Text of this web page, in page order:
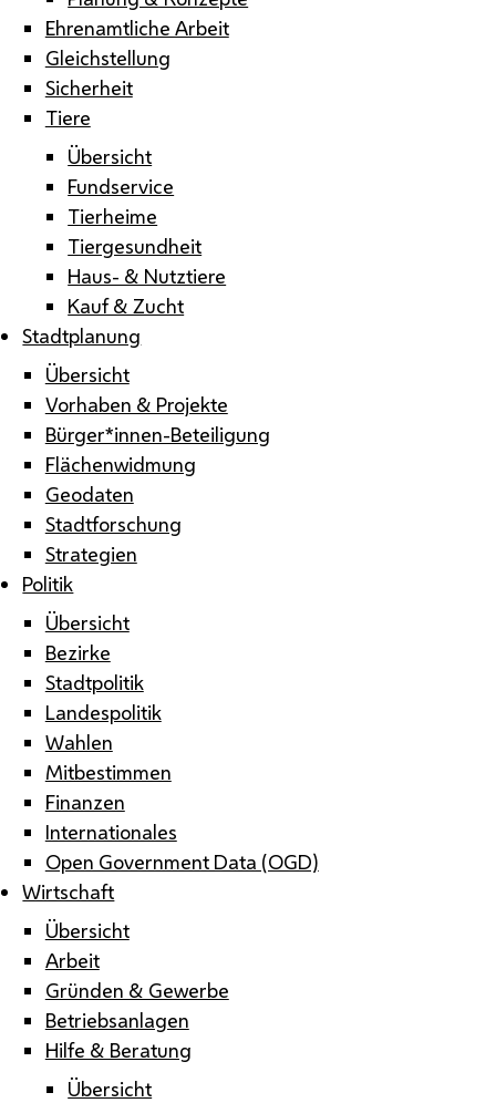
Ehrenamtliche Arbeit
Gleichstellung
Sicherheit
Tiere
Übersicht
Fundservice
Tierheime
Tiergesundheit
Haus- & Nutztiere
Kauf & Zucht
Stadtplanung
Übersicht
Vorhaben & Projekte
Bürger*innen-Beteiligung
Flächenwidmung
Geodaten
Stadtforschung
Strategien
Politik
Übersicht
Bezirke
Stadtpolitik
Landespolitik
Wahlen
Mitbestimmen
Finanzen
Internationales
Open Government Data (OGD)
Wirtschaft
Übersicht
Arbeit
Gründen & Gewerbe
Betriebsanlagen
Hilfe & Beratung
Übersicht